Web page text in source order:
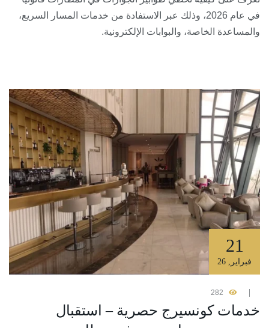
في عام 2026، وذلك عبر الاستفادة من خدمات المسار السريع،
والمساعدة الخاصة، والبوابات الإلكترونية.
21
فبراير ,
282
خدمات كونسيرج حصرية – استقبال